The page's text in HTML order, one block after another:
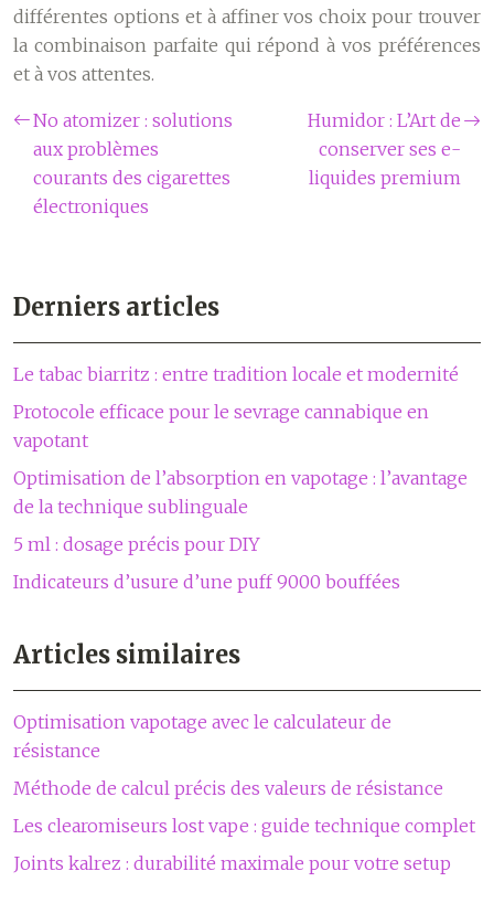
différentes options et à affiner vos choix pour trouver
la combinaison parfaite qui répond à vos préférences
et à vos attentes.
No atomizer : solutions
aux problèmes
courants des cigarettes
électroniques
Humidor : L’Art de
conserver ses e-
liquides premium
Derniers articles
Le tabac biarritz : entre tradition locale et modernité
Protocole efficace pour le sevrage cannabique en
vapotant
Optimisation de l’absorption en vapotage : l’avantage
de la technique sublinguale
5 ml : dosage précis pour DIY
Indicateurs d’usure d’une puff 9000 bouffées
Articles similaires
Optimisation vapotage avec le calculateur de
résistance
Méthode de calcul précis des valeurs de résistance
Les clearomiseurs lost vape : guide technique complet
Joints kalrez : durabilité maximale pour votre setup